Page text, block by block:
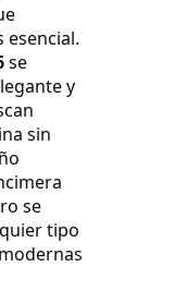
esencial.
se
y
sin
se
tipo